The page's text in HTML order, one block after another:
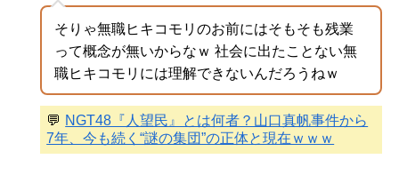
そりゃ無職ヒキコモリのお前にはそもそも残業
って概念が無いからなｗ 社会に出たことない無
職ヒキコモリには理解できないんだろうねｗ
💬 NGT48『人望民』とは何者？山口真帆事件から
7年、今も続く“謎の集団”の正体と現在ｗｗｗ